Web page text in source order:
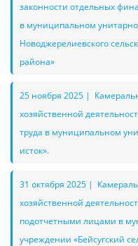
законности отдельных
в муниципальном
Новоджерелиевского
района»
25 ноября 2025 |
хозяйственной
труда в муниципальном
исток».
31 октября 2025 |
хозяйственной
подотчетными лицами в
учреждении «Бейсугский